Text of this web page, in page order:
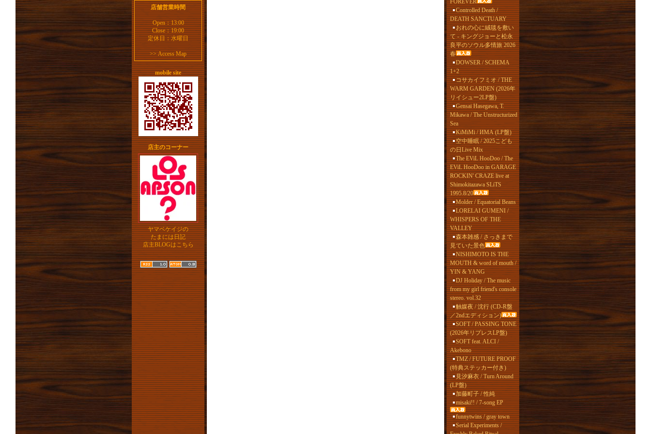
店舗営業時間
Open：13:00
Close：19:00
定休日：水曜日
>>Access Map
mobile site
店主のコーナー
ヤマベケイジの
たまには日記
店主BLOGはこちら
FOREVER
Controlled Death /
DEATH SANCTUARY
おれの心に絨毯を敷い
て - キングジョーと松永
良平のソウル多情旅 2026
春
DOWSER / SCHEMA
1+2
コサカイフミオ / THE
WARM GARDEN (2026年
リイシュー2LP盤)
Gensai Hasegawa, T.
Mikawa / The Unstructurized
Sea
KiMiMi / ИМА (LP盤)
空中睡眠 / 2025こども
の日Live Mix
The EViL HooDoo / The
EViL HooDoo in GARAGE
ROCKIN' CRAZE live at
Shimokitazawa SLiTS
1995.8/20
Molder / Equatorial Beans
LORELAI GUMENI /
WHISPERS OF THE
VALLEY
森本雑感 / さっきまで
見ていた景色
NISHIMOTO IS THE
MOUTH & word of mouth /
YIN & YANG
DJ Holiday / The music
from my girl friend's console
stereo. vol.32
触媒夜 / 沈行 (CD-R盤
／2ndエディション)
SOFT / PASSING TONE
(2026年リプレスLP盤)
SOFT feat. ALCI /
Akebono
TMZ / FUTURE PROOF
(特典ステッカー付き)
見汐麻衣 / Turn Around
(LP盤)
加藤町子 / 性純
misaki!! / 7-song EP
funnytwins / gray town
Serial Experiments /